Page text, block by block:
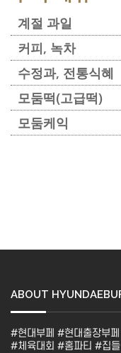
계절 과일
커피, 녹차
수정과, 전통식혜
모둠떡(고급떡)
모둠케익
ABOUT
#현대부페 #현대출장부
#체육대회 #홈파티 #집